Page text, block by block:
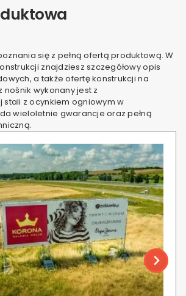
się z pełną ofertą produktową. W
znajdziesz szczegółowy opis
a także ofertę konstrukcji na
nośnik wykonany jest z
z ocynkiem ogniowym w
wieloletnie gwarancje oraz pełną